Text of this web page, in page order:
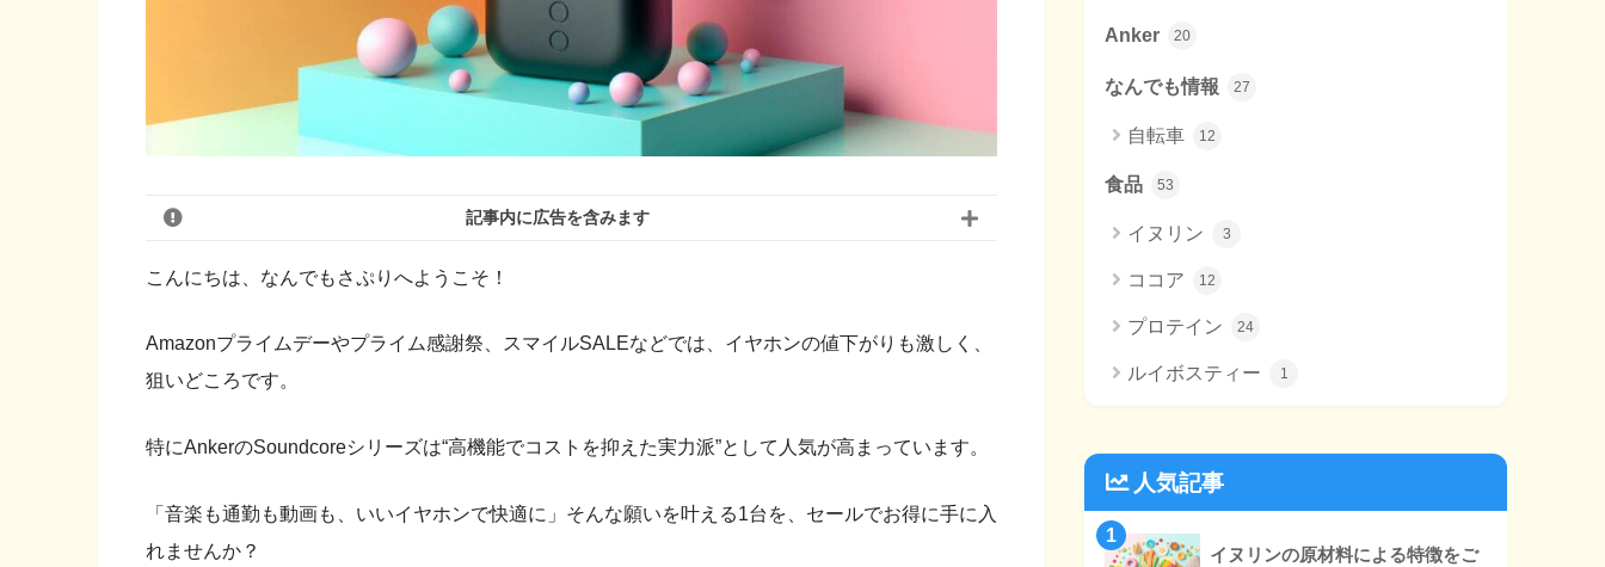
記事内に広告を含みます
こんにちは、なんでもさぷりへようこそ！
Amazonプライムデーやプライム感謝祭、スマイルSALEなどでは、イヤホンの値下がりも激しく、
狙いどころです。
特にAnkerのSoundcoreシリーズは“高機能でコストを抑えた実力派”として人気が高まっています。
「音楽も通勤も動画も、いいイヤホンで快適に」そんな願いを叶える1台を、セールでお得に手に入
れませんか？
Anker 20
なんでも情報 27
自転車 12
食品 53
イヌリン 3
ココア 12
プロテイン 24
ルイボスティー 1
人気記事
1
イヌリンの原材料による特徴をご